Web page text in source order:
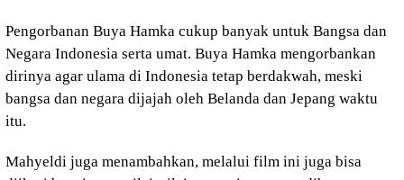
Pengorbanan Buya Hamka cukup banyak untuk Bangsa dan
Negara Indonesia serta umat. Buya Hamka mengorbankan
dirinya agar ulama di Indonesia tetap berdakwah, meski
bangsa dan negara dijajah oleh Belanda dan Jepang waktu
itu.
Mahyeldi juga menambahkan, melalui film ini juga bisa